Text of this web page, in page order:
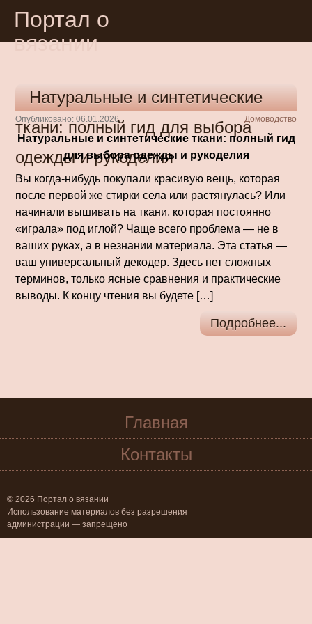
Портал о
вязании
Натуральные и синтетические
ткани: полный гид для выбора
одежды и рукоделия
Опубликовано: 06.01.2026 Домоводство
Натуральные и синтетические ткани: полный гид
для выбора одежды и рукоделия
Вы когда-нибудь покупали красивую вещь, которая
после первой же стирки села или растянулась? Или
начинали вышивать на ткани, которая постоянно
«играла» под иглой? Чаще всего проблема — не в
ваших руках, а в незнании материала. Эта статья —
ваш универсальный декодер. Здесь нет сложных
терминов, только ясные сравнения и практические
выводы. К концу чтения вы будете […]
Подробнее...
Главная
Контакты
© 2026 Портал о вязании
Использование материалов без разрешения
администрации — запрещено